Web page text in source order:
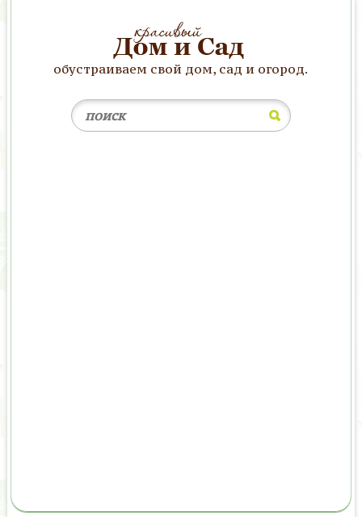
обустраиваем свой дом, сад и огород.